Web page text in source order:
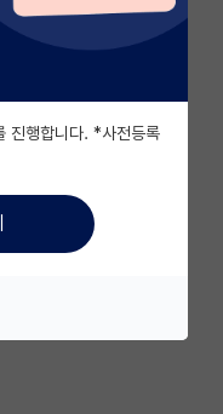
진행합니다. *사전등록